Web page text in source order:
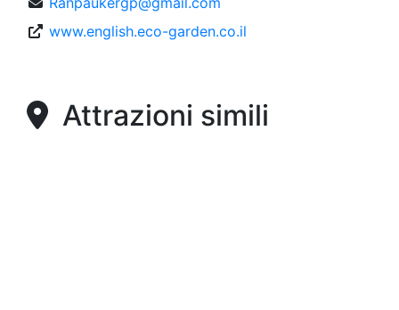
www.english.eco-garden.co.il
Attrazioni simili